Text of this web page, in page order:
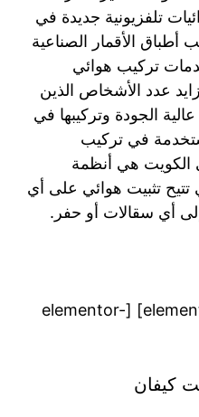
تلفزيونية جديدة في
الأقمار الصناعية
تركيب هوائي
عدد الأشخاص الذين
الجودة وتركيبها في
في تركيب
الكويت هي أنظمة
تتيح تثبيت هوائي على أي
أي سقالات أو حفر.
[elementor-template id=”1077″] [elementor-
كيفان